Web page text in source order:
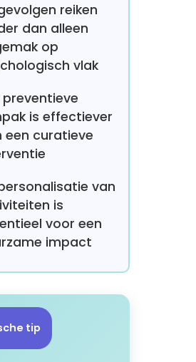
reiken
dan alleen
op
vlak
preventieve
is effectiever
een curatieve
van
is
voor een
impact
tip